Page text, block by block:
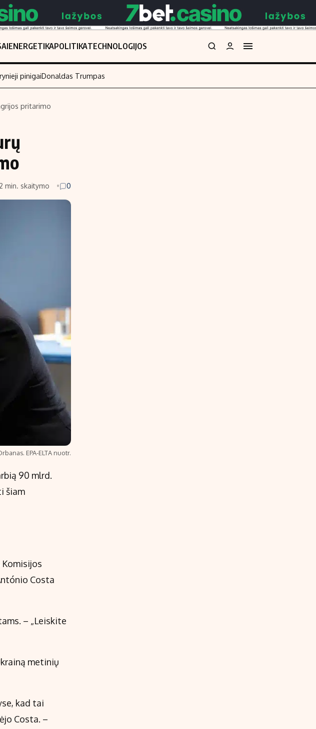
ENERGETIKAPOLITIKATECHNOLOGIJOS
Būsto finansai
Įdomios naujienos
pinigaiDonaldas Trumpas
pritarimo
2 min. skaitymo 0
EPA-ELTA nuotr.
90 mlrd.
šiam
Costa
– „Leiskite
metinių
kad tai
Costa. –